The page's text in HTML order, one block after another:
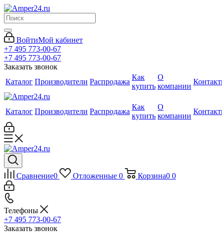
ВойтиМой кабинет
+7 495 773-00-67
+7 495 773-00-67
Заказать звонок
Каталог Производители Распродажа
Как
купить
О
компании
Каталог Производители Распродажа
Как
купить
О
компании
Сравнение0 Отложенные 0 Корзина0 0
Телефоны
+7 495 773-00-67
Заказать звонок